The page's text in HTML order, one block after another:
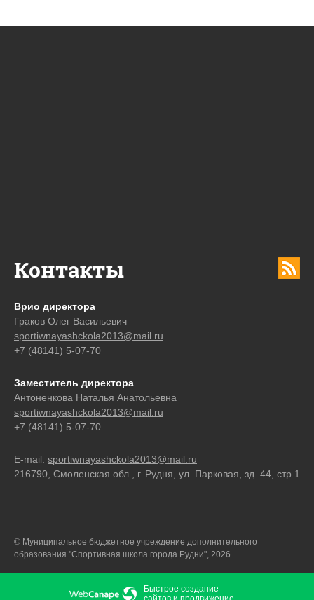
Быстрое создание
Контакты
Врио директора
Граков Олег Васильевич
sportiwnayashckola2013@mail.ru
+7 (48141) 5-07-70
Заместитель директора
Антоненкова Наталья Анатольевна
sportiwnayashckola2013@mail.ru
+7 (48141) 5-07-70
E-mail: sportiwnayashckola2013@mail.ru
216790, Смоленская обл., г. Рудня, ул. Парковая, зд. 44, стр.1
© Муниципальное бюджетное учреждение дополнительного
образования "Спортивная школа города Рудни", 2026